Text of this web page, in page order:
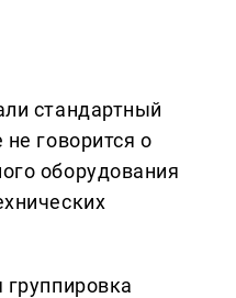
стандартный
говорится о
оборудования